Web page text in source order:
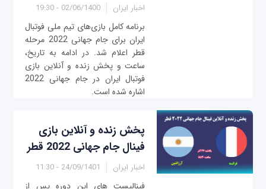
اخبار ایران 02/06/1400 - 19:30
برنامه کامل بازی‌‌های تیم ملی فوتبال
ایران برای جام جهانی 2022 مرحله
قطر اعلام شد. در ادامه به تاریخ،
ساعت و پخش زنده و آنلاین بازی
فوتبال ایران در جام جهانی 2022
اشاره شده است.
پخش زنده و آنلاین بازی
فینال جام جهانی 2022 قطر
اخبار ایران 24/09/1401 - 11:30
فینالیست های این دوره پس از